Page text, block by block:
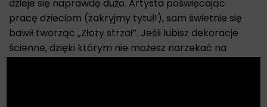
dzieje się naprawdę dużo. Artysta poświęcając
pracę dzieciom (zakryjmy tytuł!), sam świetnie się
bawił tworząc „Złoty strzał”. Jeśli lubisz dekoracje
ścienne, dzięki którym nie możesz narzekać na